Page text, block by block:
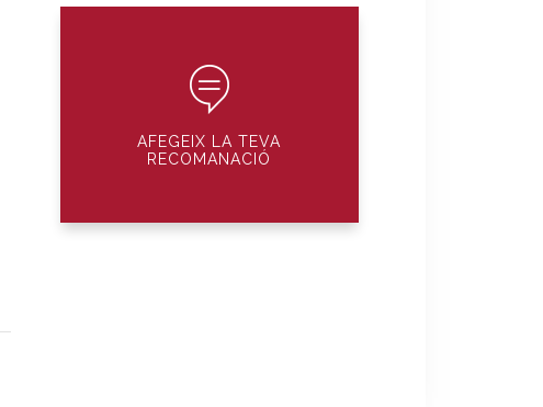
AFEGEIX LA TEVA
RECOMANACIÓ